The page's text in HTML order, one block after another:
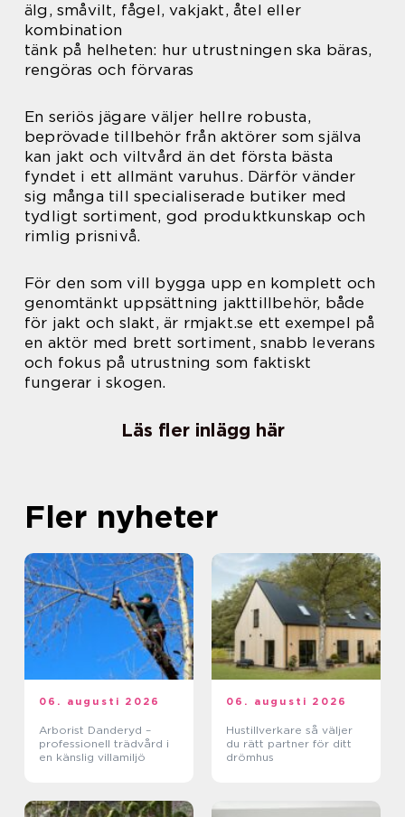
älg, småvilt, fågel, vakjakt, åtel eller
kombination
tänk på helheten: hur utrustningen ska bäras,
rengöras och förvaras
En seriös jägare väljer hellre robusta,
beprövade tillbehör från aktörer som själva
kan jakt och viltvård än det första bästa
fyndet i ett allmänt varuhus. Därför vänder
sig många till specialiserade butiker med
tydligt sortiment, god produktkunskap och
rimlig prisnivå.
För den som vill bygga upp en komplett och
genomtänkt uppsättning jakttillbehör, både
för jakt och slakt, är rmjakt.se ett exempel på
en aktör med brett sortiment, snabb leverans
och fokus på utrustning som faktiskt
fungerar i skogen.
Läs fler inlägg här
Fler nyheter
06. augusti 2026
Arborist Danderyd –
professionell trädvård i
en känslig villamiljö
06. augusti 2026
Hustillverkare så väljer
du rätt partner för ditt
drömhus